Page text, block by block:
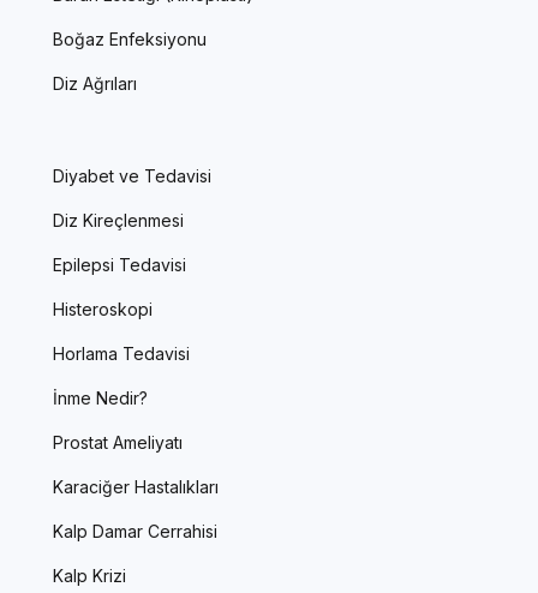
Boğaz Enfeksiyonu
Diz Ağrıları
Diyabet ve Tedavisi
Diz Kireçlenmesi
Epilepsi Tedavisi
Histeroskopi
Horlama Tedavisi
İnme Nedir?
Prostat Ameliyatı
Karaciğer Hastalıkları
Kalp Damar Cerrahisi
Kalp Krizi